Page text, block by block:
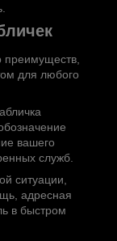
преимуществ,
для любого
вашего
служб.
ситуации,
адресная
в быстром